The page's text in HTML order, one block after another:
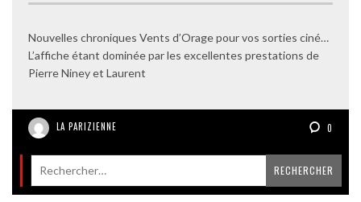
Nouvelles chroniques Vents d’Orage pour vos sorties ciné…
L’affiche étant dominée par les excellentes prestations de
Pierre Niney et Laurent
LA PARIZIENNE 0